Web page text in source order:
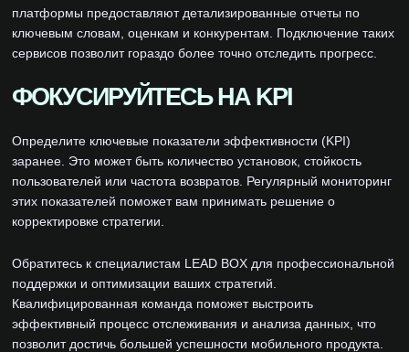
платформы предоставляют детализированные отчеты по
ключевым словам, оценкам и конкурентам. Подключение таких
сервисов позволит гораздо более точно отследить прогресс.
ФОКУСИРУЙТЕСЬ НА KPI
Определите ключевые показатели эффективности (KPI)
заранее. Это может быть количество установок, стойкость
пользователей или частота возвратов. Регулярный мониторинг
этих показателей поможет вам принимать решение о
корректировке стратегии.
Обратитесь к специалистам LEAD BOX для профессиональной
поддержки и оптимизации ваших стратегий.
Квалифицированная команда поможет выстроить
эффективный процесс отслеживания и анализа данных, что
позволит достичь большей успешности мобильного продукта.